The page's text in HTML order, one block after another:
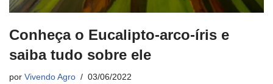
Conheça o Eucalipto-arco-íris e
saiba tudo sobre ele
por Vivendo Agro 03/06/2022